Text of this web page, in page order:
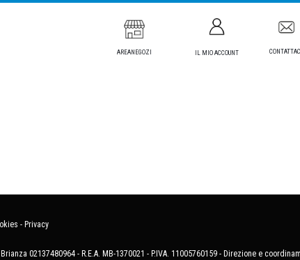
AREANEGOZI IL MIO ACCOUNT CONTATTACI
- Privacy
02137480964 - R.E.A. MB-1370021 - P.IVA. 11005760159 - Direzione e